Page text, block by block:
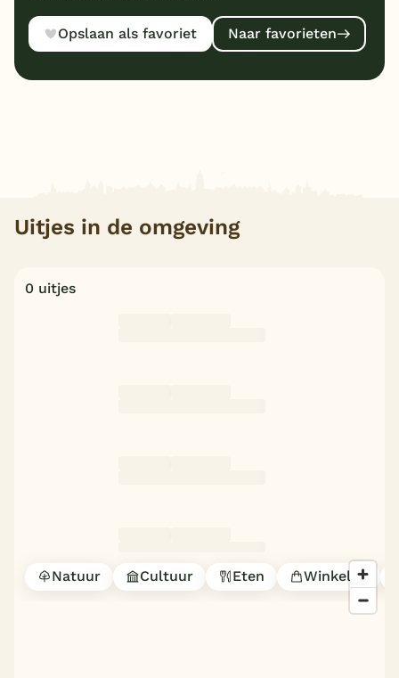
Opslaan als favoriet Naar favorieten
Uitjes in de omgeving
0 uitjes
Natuur Cultuur Eten Winkelen